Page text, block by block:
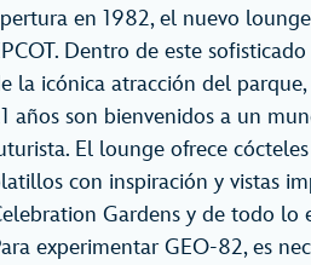
en 1982, el nuevo lounge
Dentro de este
la icónica atracción del
años son bienvenidos a un
El lounge ofrece
con inspiración y vistas
Gardens y de todo lo
experimentar GEO-82, es